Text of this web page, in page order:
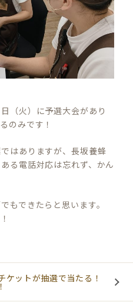
（火）に予選大会があり
のみです！
はありますが、長坂養蜂
る電話対応は忘れず、かん
もできたらと思います。
ケットが抽選で当たる！